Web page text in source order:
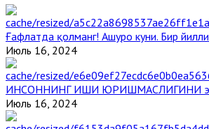
Ғафлатда қолманг! Ашуро куни. Бир
Июль 16, 2024
ИНСОННИНГ ИШИ ЮРИШМАСЛИГИНИ
Июль 16, 2024